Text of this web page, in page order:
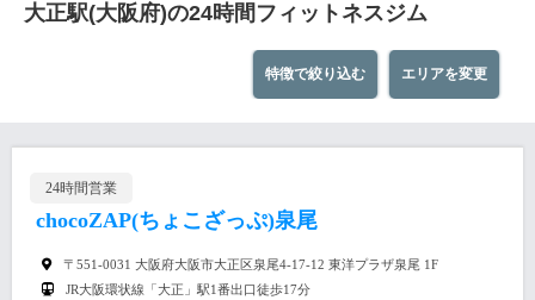
大正駅(大阪府)の24時間フィットネスジム
エリアを変更
特徴で絞り込む
24時間営業
chocoZAP(ちょこざっぷ)泉尾
〒551-0031 大阪府大阪市大正区泉尾4-17-12 東洋プラザ泉尾 1F
JR大阪環状線「大正」駅1番出口徒歩17分